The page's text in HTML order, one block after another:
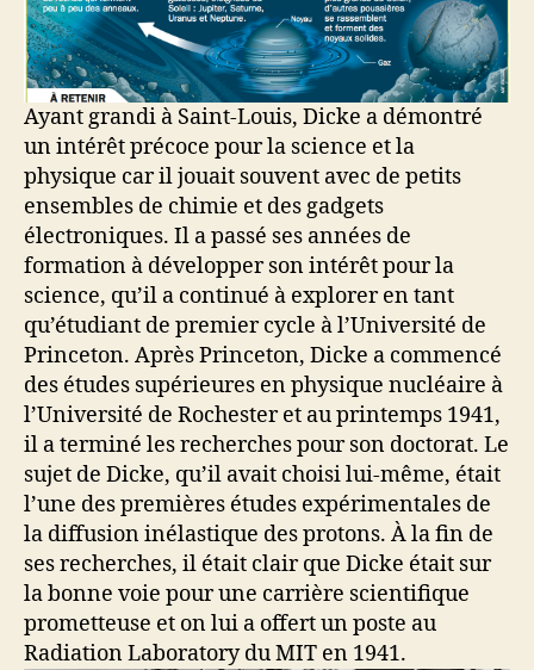
Ayant grandi à Saint-Louis, Dicke a démontré
un intérêt précoce pour la science et la
physique car il jouait souvent avec de petits
ensembles de chimie et des gadgets
électroniques. Il a passé ses années de
formation à développer son intérêt pour la
science, qu’il a continué à explorer en tant
qu’étudiant de premier cycle à l’Université de
Princeton. Après Princeton, Dicke a commencé
des études supérieures en physique nucléaire à
l’Université de Rochester et au printemps 1941,
il a terminé les recherches pour son doctorat. Le
sujet de Dicke, qu’il avait choisi lui-même, était
l’une des premières études expérimentales de
la diffusion inélastique des protons. À la fin de
ses recherches, il était clair que Dicke était sur
la bonne voie pour une carrière scientifique
prometteuse et on lui a offert un poste au
Radiation Laboratory du MIT en 1941.